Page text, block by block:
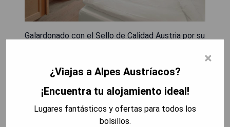
Galardonado con el Sello de Calidad Austria por su
una estancia inolvidable para ti y tu familia. El
combinado con instalaciones de ocio únicas, te
esperan en el Hotel Edelweiss. Ubicado en un
valle soleado cerca del complejo de esquí
×
¿Viajas a Alpes Austríacos?
¡Encuentra tu alojamiento ideal!
Lugares fantásticos y ofertas para todos los
bolsillos.